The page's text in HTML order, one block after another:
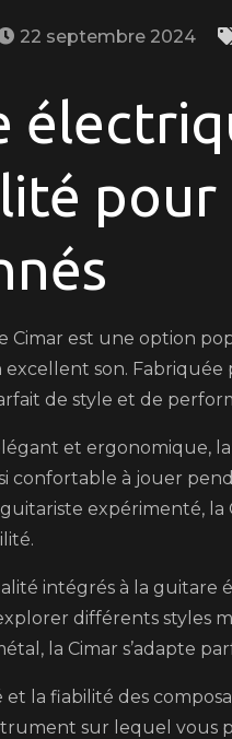
22 septembre 2024
Cimar est une option
excellent son.
de style et de
et ergonomique,
confortable à jouer
expérimenté, la
intégrés à la
différents styles
la Cimar s’adapte
et la fiabilité des
sur lequel vous